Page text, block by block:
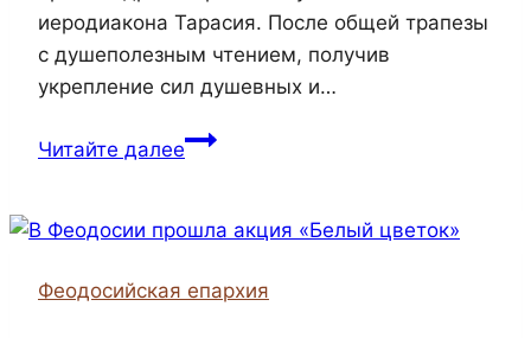
иеродиакона Тарасия. После общей трапезы
с душеполезным чтением, получив
укрепление сил душевных и…
Читайте далееКерченский
великомученика
Победоносца
Феодосийская епархия